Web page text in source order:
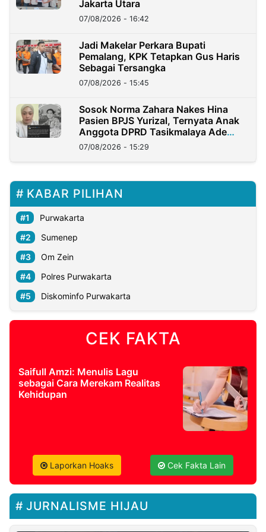
Jakarta Utara
07/08/2026 - 16:42
Jadi Makelar Perkara Bupati
Pemalang, KPK Tetapkan Gus Haris
Sebagai Tersangka
07/08/2026 - 15:45
Sosok Norma Zahara Nakes Hina
Pasien BPJS Yurizal, Ternyata Anak
Anggota DPRD Tasikmalaya Ade
Lukman
07/08/2026 - 15:29
KABAR PILIHAN
Purwakarta
Sumenep
Om Zein
Polres Purwakarta
Diskominfo Purwakarta
CEK FAKTA
Saifull Amzi: Menulis Lagu
sebagai Cara Merekam Realitas
Kehidupan
Laporkan Hoaks Cek Fakta Lain
JURNALISME HIJAU